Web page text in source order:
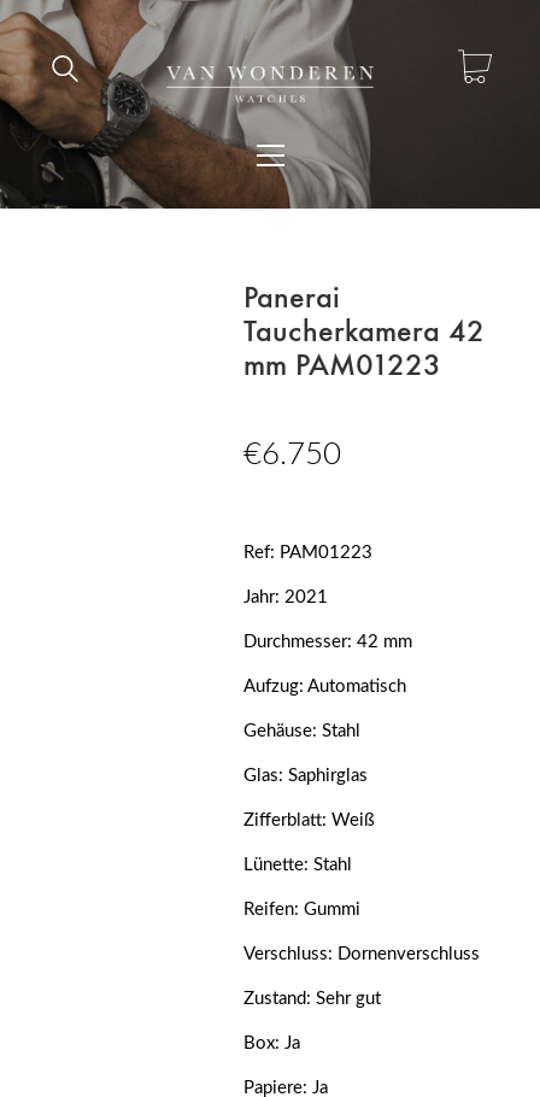
Panerai
Taucherkamera 42
mm PAM01223
€6.750
Ref: PAM01223
Jahr: 2021
Durchmesser: 42 mm
Aufzug: Automatisch
Gehäuse: Stahl
Glas: Saphirglas
Zifferblatt: Weiß
Lünette: Stahl
Reifen: Gummi
Verschluss: Dornenverschluss
Zustand: Sehr gut
Box: Ja
Papiere: Ja